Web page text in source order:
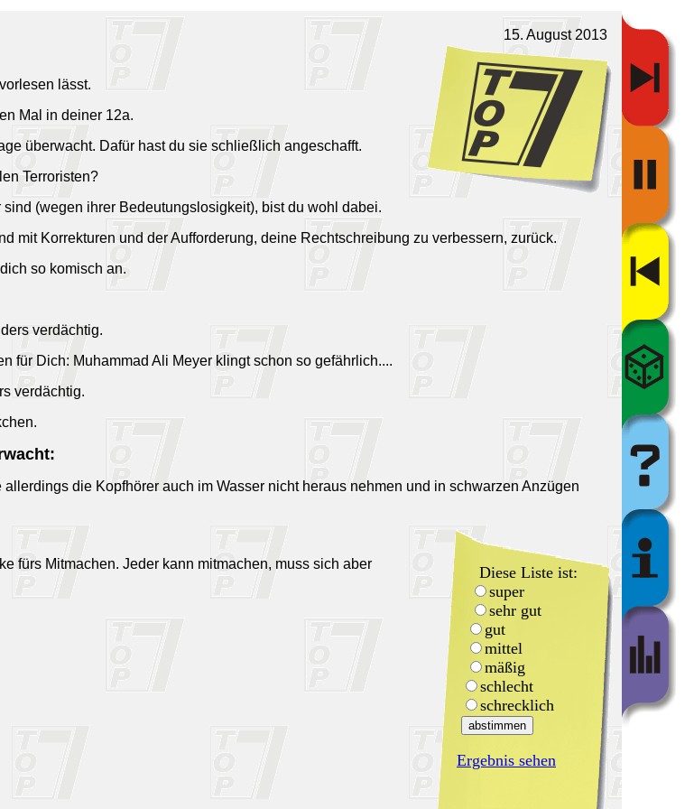
15. August 2013
lässt.
Mal in deiner 12a.
überwacht. Dafür hast du sie schließlich angeschafft.
Terroristen?
(wegen ihrer Bedeutungslosigkeit), bist du wohl dabei.
mit Korrekturen und der Aufforderung, deine Rechtschreibung zu verbessern, zurück.
so komisch an.
verdächtig.
für Dich: Muhammad Ali Meyer klingt schon so gefährlich....
verdächtig.
die Kopfhörer auch im Wasser nicht heraus nehmen und in schwarzen Anzügen
fürs Mitmachen. Jeder kann mitmachen, muss sich aber
Diese Liste ist:
super
sehr gut
gut
mittel
mäßig
schlecht
schrecklich
Ergebnis sehen